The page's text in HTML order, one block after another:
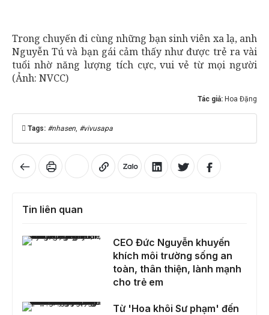
Trong chuyến đi cùng những bạn sinh viên xa lạ, anh
Nguyễn Tú và bạn gái cảm thấy như được trẻ ra vài
tuổi nhờ năng lượng tích cực, vui vẻ từ mọi người
(Ảnh: NVCC)
Tác giả: Hoa Đặng
Tags: #nhasen, #vivusapa
Tin liên quan
CEO Đức Nguyễn khuyến khích môi trường sống an toàn, thân thiện, lành mạnh cho trẻ em
CEO Đức Nguyễn khuyến
khích môi trường sống an
toàn, thân thiện, lành mạnh
cho trẻ em
Từ 'Hoa khôi Sư phạm' đến danh hiệu Én Vàng, Thảo Uyên: 'Va chạm sớm cũng là một trong những chìa khoá giúp mình tự tin'
Từ 'Hoa khôi Sư phạm' đến